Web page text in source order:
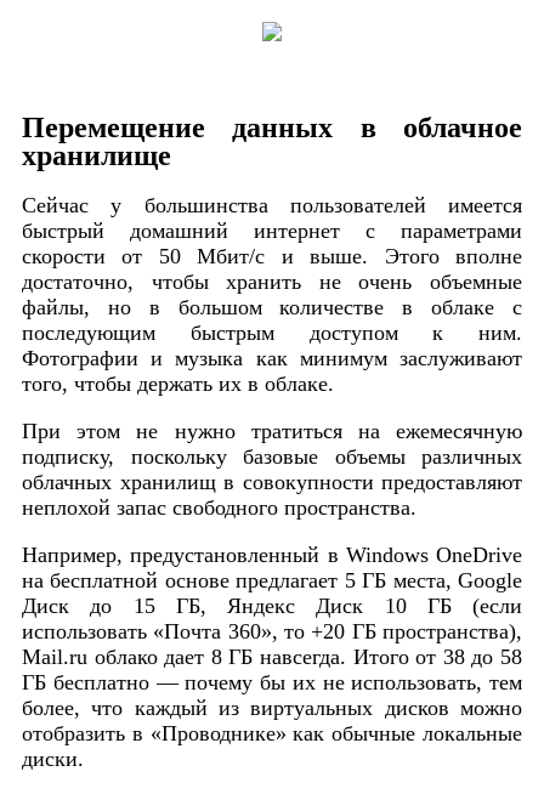
Перемещение данных в облачное
хранилище
Сейчас у большинства пользователей имеется
быстрый домашний интернет с параметрами
скорости от 50 Мбит/с и выше. Этого вполне
достаточно, чтобы хранить не очень объемные
файлы, но в большом количестве в облаке с
последующим быстрым доступом к ним.
Фотографии и музыка как минимум заслуживают
того, чтобы держать их в облаке.
При этом не нужно тратиться на ежемесячную
подписку, поскольку базовые объемы различных
облачных хранилищ в совокупности предоставляют
неплохой запас свободного пространства.
Например, предустановленный в Windows OneDrive
на бесплатной основе предлагает 5 ГБ места, Google
Диск до 15 ГБ, Яндекс Диск 10 ГБ (если
использовать «Почта 360», то +20 ГБ пространства),
Mail.ru облако дает 8 ГБ навсегда. Итого от 38 до 58
ГБ бесплатно — почему бы их не использовать, тем
более, что каждый из виртуальных дисков можно
отобразить в «Проводнике» как обычные локальные
диски.